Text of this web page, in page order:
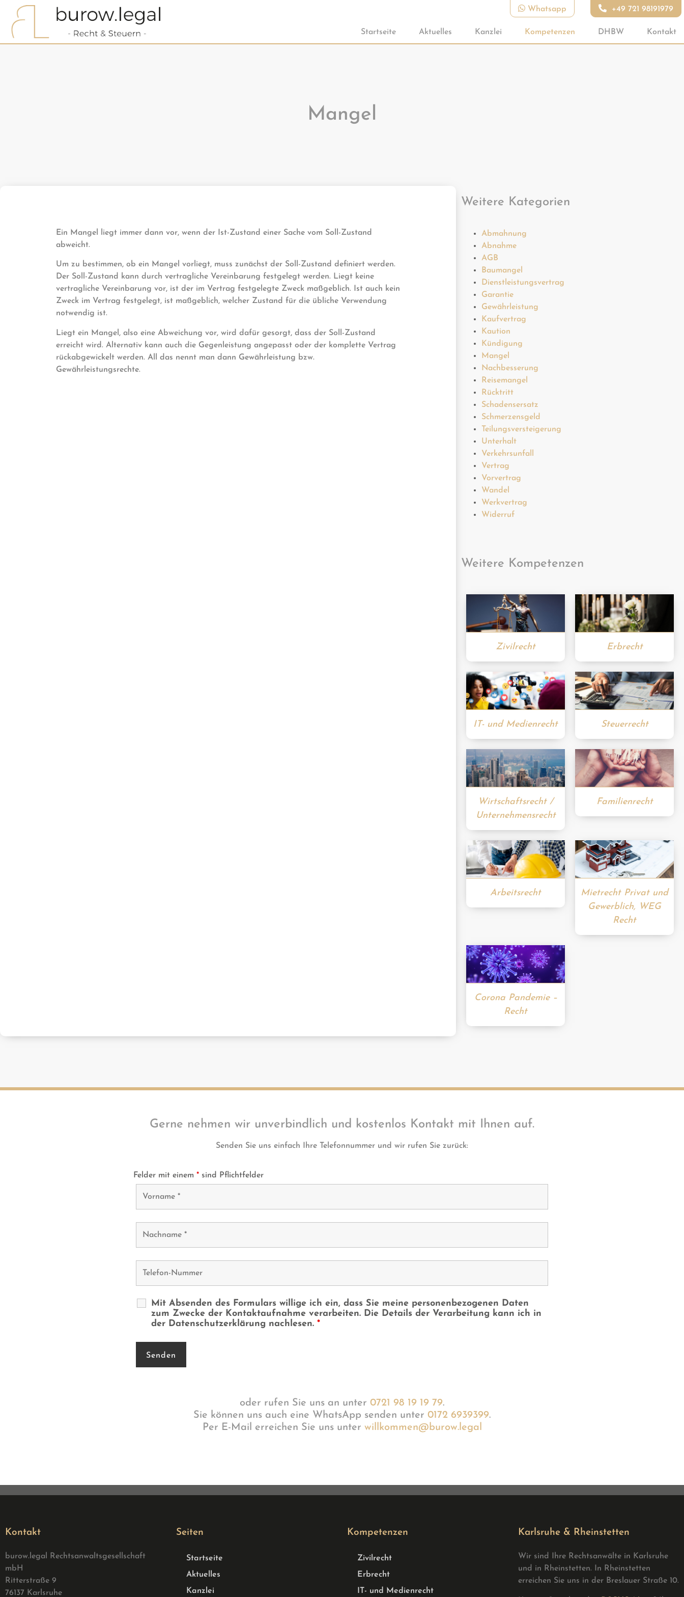
Whatsapp +49 721 98191979
Startseite Aktuelles Kanzlei Kompetenzen DHBW Kontakt
Mangel
Ein Mangel liegt immer dann vor, wenn der Ist-Zustand einer Sache vom Soll-Zustand
abweicht.
Um zu bestimmen, ob ein Mangel vorliegt, muss zunächst der Soll-Zustand definiert werden.
Der Soll-Zustand kann durch vertragliche Vereinbarung festgelegt werden. Liegt keine
vertragliche Vereinbarung vor, ist der im Vertrag festgelegte Zweck maßgeblich. Ist auch kein
Zweck im Vertrag festgelegt, ist maßgeblich, welcher Zustand für die übliche Verwendung
notwendig ist.
Liegt ein Mangel, also eine Abweichung vor, wird dafür gesorgt, dass der Soll-Zustand
erreicht wird. Alternativ kann auch die Gegenleistung angepasst oder der komplette Vertrag
rückabgewickelt werden. All das nennt man dann Gewährleistung bzw.
Gewährleistungsrechte.
Weitere Kategorien
Abmahnung
Abnahme
AGB
Baumangel
Dienstleistungsvertrag
Garantie
Gewährleistung
Kaufvertrag
Kaution
Kündigung
Mangel
Nachbesserung
Reisemangel
Rücktritt
Schadensersatz
Schmerzensgeld
Teilungsversteigerung
Unterhalt
Verkehrsunfall
Vertrag
Vorvertrag
Wandel
Werkvertrag
Widerruf
Weitere Kompetenzen
Zivilrecht Erbrecht
IT- und Medienrecht Steuerrecht
Wirtschaftsrecht /
Unternehmensrecht
Familienrecht
Arbeitsrecht
Mietrecht Privat und
Gewerblich, WEG
Recht
Corona Pandemie –
Recht
Gerne nehmen wir unverbindlich und kostenlos Kontakt mit Ihnen auf.
Senden Sie uns einfach Ihre Telefonnummer und wir rufen Sie zurück:
Felder mit einem * sind Pflichtfelder
Mit Absenden des Formulars willige ich ein, dass Sie meine personenbezogenen Daten
zum Zwecke der Kontaktaufnahme verarbeiten. Die Details der Verarbeitung kann ich in
der Datenschutzerklärung nachlesen. *
oder rufen Sie uns an unter 0721 98 19 19 79.
Sie können uns auch eine WhatsApp senden unter 0172 6939399.
Per E-Mail erreichen Sie uns unter willkommen@burow.legal
Kontakt
burow.legal Rechtsanwaltsgesellschaft
mbH
Ritterstraße 9
76137 Karlsruhe
Seiten
Startseite
Aktuelles
Kanzlei
Kompetenzen
Zivilrecht
Erbrecht
IT- und Medienrecht
Karlsruhe & Rheinstetten
Wir sind Ihre Rechtsanwälte in Karlsruhe
und in Rheinstetten. In Rheinstetten
erreichen Sie uns in der Breslauer Straße 10.